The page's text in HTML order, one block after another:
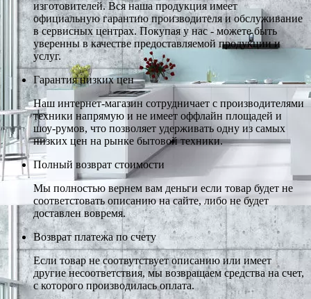
изготовителей. Вся наша продукция имеет
официальную гарантию производителя и обслуживание
в сервисных центрах. Покупая у нас - можете быть
уверенны в качестве предоставляемой продукции и
услуг.
Гарантия низких цен
Наш интернет-магазин сотрудничает с производителями
техники напрямую и не имеет оффлайн площадей и
шоу-румов, что позволяет удерживать одну из самых
низких цен на рынке бытовой техники.
Полный возврат стоимости
Мы полностью вернем вам деньги если товар будет не
соответстовать описанию на сайте, либо не будет
доставлен вовремя.
Возврат платежа по счету
Если товар не соотвутствует описанию или имеет
другие несоответствия, мы возвращаем средства на счет,
с которого производилась оплата.